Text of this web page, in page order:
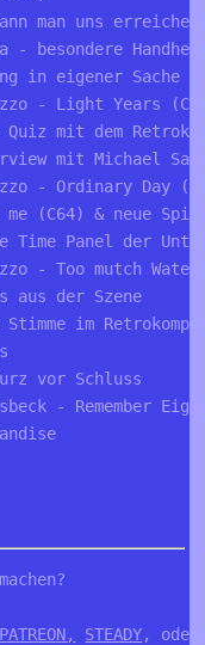
man uns
- besondere
in eigener Sache
- Light Years
mit dem
mit Michael
- Ordinary Day
(C64) & neue
Time Panel der
- Too mutch Water
aus der Szene
im
vor Schluss
- Remember
PATREON, STEADY,